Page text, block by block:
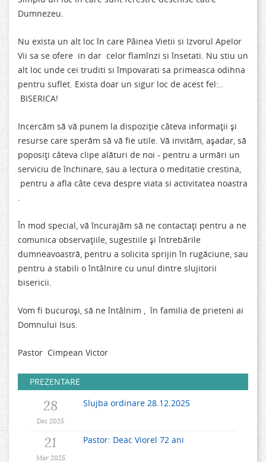
Dumnezeu.
Nu exista un alt loc în care Pâinea Vietii si Izvorul Apelor
Vii sa se ofere in dar celor flamînzi si însetati. Nu stiu un
alt loc unde cei truditi si împovarati sa primeasca odihna
pentru suflet. Exista doar un sigur loc de acest fel:..
BISERICA!
Incercăm să vă punem la dispoziţie câteva informaţii şi
resurse care sperăm să vă fie utile. Vă invităm, aşadar, să
poposiţi câteva clipe alături de noi - pentru a urmări un
serviciu de închinare, sau a lectura o meditatie crestina,
pentru a afla câte ceva despre viata si activitatea noastra
.
În mod special, vă încurajăm să ne contactaţi pentru a ne
comunica observaţiile, sugestiile şi întrebările
dumneavoastră, pentru a solicita sprijin în rugăciune, sau
pentru a stabili o întâlnire cu unul dintre slujitorii
bisericii.
Vom fi bucuroși, să ne întâlnim , în familia de prieteni ai
Domnului Isus.
Pastor Cimpean Victor
PREZENTARE
28
Dec 2025
Slujba ordinare 28.12.2025
21
Mar 2025
Pastor: Deac Viorel 72 ani